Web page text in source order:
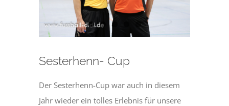
Sesterhenn- Cup
Der Sesterhenn-Cup war auch in diesem
Jahr wieder ein tolles Erlebnis für unsere